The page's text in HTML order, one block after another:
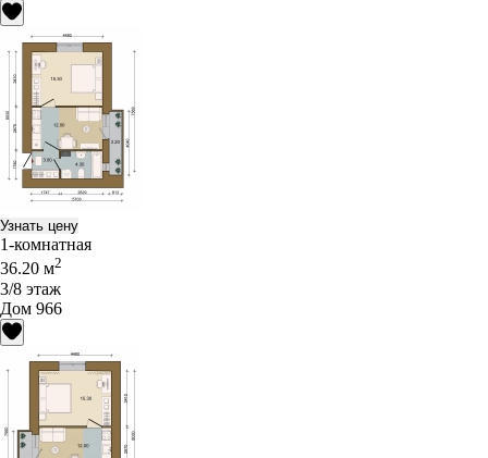
Узнать цену
1-комнатная
36.20 м2
3/8 этаж
Дом 966